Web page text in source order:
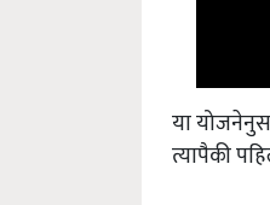
या
त्यापैकी